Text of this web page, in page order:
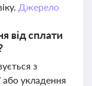
Джерело
від сплати
з
або укладення